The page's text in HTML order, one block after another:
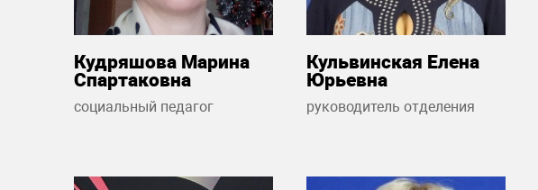
Кудряшова Марина
Спартаковна
социальный педагог
Кульвинская Елена
Юрьевна
руководитель отделения